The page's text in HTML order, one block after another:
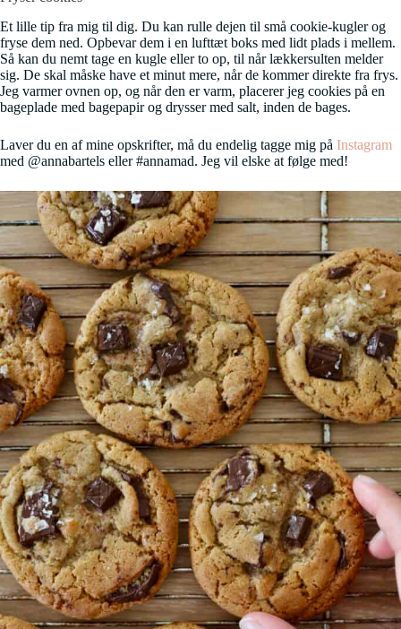
Et lille tip fra mig til dig. Du kan rulle dejen til små cookie-kugler og
fryse dem ned. Opbevar dem i en lufttæt boks med lidt plads i mellem.
Så kan du nemt tage en kugle eller to op, til når lækkersulten melder
sig. De skal måske have et minut mere, når de kommer direkte fra frys.
Jeg varmer ovnen op, og når den er varm, placerer jeg cookies på en
bageplade med bagepapir og drysser med salt, inden de bages.
Laver du en af mine opskrifter, må du endelig tagge mig på Instagram
med @annabartels eller #annamad. Jeg vil elske at følge med!